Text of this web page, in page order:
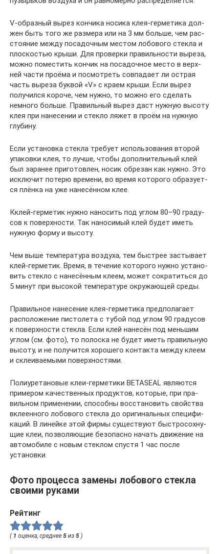
V‑образный вырез кон­чи­ка носи­ка клея-гер­ме­ти­ка дол­
жен быть того же раз­ме­ра или на 3 мм боль­ше, чем рас­
сто­я­ние меж­ду поса­доч­ным местом лобо­во­го стек­ла и
плос­ко­стью кры­ши. Для про­вер­ки пра­виль­но­сти выре­за,
мож­но поме­стить кон­чик на поса­доч­ное место в верх­
ней части про­ёма и посмот­реть сов­па­да­ет ли ост­рая
часть выре­за бук­вой «V» с кра­ем кры­ши. Если вырез
полу­чил­ся коро­че, чем нуж­но, то мож­но его сде­лать
немно­го боль­ше. Пра­виль­ный вырез даст нуж­ную высо­ту
клея при нане­се­нии и стек­ло ляжет в про­ём на нуж­ную
глубину.
Если уста­нов­ка стек­ла тре­бу­ет исполь­зо­ва­ния вто­рой
упа­ков­ки клея, то луч­ше, что­бы допол­ни­тель­ный клей
был зара­нее при­го­тов­лен, носик обре­зан как нуж­но. Это
исклю­чит поте­рю вре­ме­ни, во вре­мя кото­ро­го обра­зу­ет­
ся плён­ка на уже нане­сён­ном клее.
Кклей-гер­ме­тик нуж­но нано­сить под углом 80–90 гра­ду­
сов к поверх­но­сти. Так нано­си­мый клей будет иметь
нуж­ную фор­му и высоту.
Чем выше тем­пе­ра­ту­ра воз­ду­ха, тем быст­рее засты­ва­ет
клей-гер­ме­тик. Вре­мя, в тече­ние кото­ро­го нуж­но уста­но­
вить стек­ло с нане­сён­ным кле­ем, может сокра­тить­ся до
5 минут при высо­кой тем­пе­ра­ту­ре окру­жа­ю­щей среды.
Пра­виль­ное нане­се­ние клея-гер­ме­ти­ка пред­по­ла­га­ет
рас­по­ло­же­ние писто­ле­та с тубой под углом 90 гра­ду­сов
к поверх­но­сти стек­ла. Если клей нане­сён под мень­шим
углом (см. фото), то полос­ка не будет иметь пра­виль­ную
высо­ту, и не полу­чит­ся хоро­ше­го кон­так­та меж­ду кле­ем
и скле­и­ва­е­мы­ми поверхностями.
Поли­уре­та­но­вые клеи-гер­ме­ти­ки BETASEAL явля­ют­ся
при­ме­ром каче­ствен­ных про­дук­тов, кото­рые, при пра­
виль­ном при­ме­не­нии, спо­соб­ны вос­ста­но­вить свой­ства
вкле­ен­но­го лобо­во­го стек­ла до ори­ги­наль­ных спе­ци­фи­
ка­ций. В линей­ке этой фир­мы суще­ству­ют быст­ро­сох­ну­
щие клеи, поз­во­ля­ю­щие без­опас­но начать дви­же­ние на
авто­мо­би­ле с новым стек­лом спу­стя 1 час после
установки.
Фото процесса замены лобового стекла
своими руками
Рейтинг
( 1 оценка, среднее 5 из 5 )